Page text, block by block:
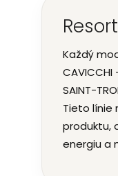
Každý
CAVICCHI
SAINT-
Tieto línie
produktu,
energiu a